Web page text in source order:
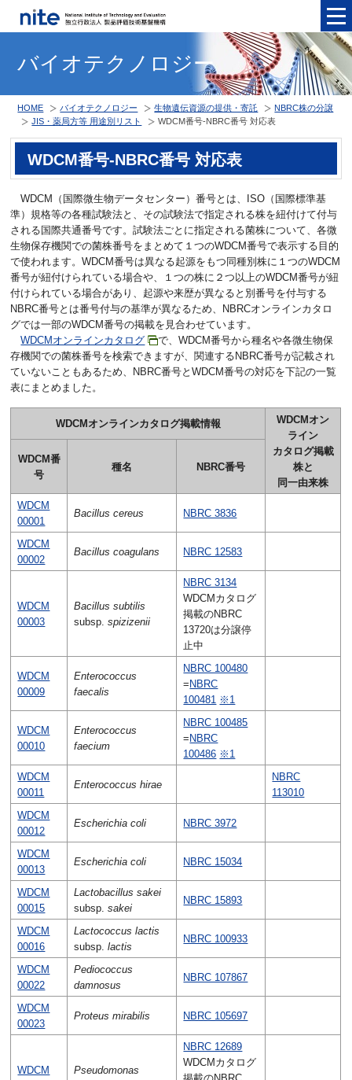
バイオテクノロジー
HOME バイオテクノロジー 生物遺伝資源の提供・寄託
NBRC株の分譲
JIS・薬局方等 用途別リスト
WDCM番号-NBRC番号 対応表
WDCM番号-NBRC番号 対応表
WDCM（国際微生物データセンター）番号とは、ISO（国際標準基
準）規格等の各種試験法と、その試験法で指定される株を紐付けて付与
される国際共通番号です。試験法ごとに指定される菌株について、各微
生物保存機関での菌株番号をまとめて１つのWDCM番号で表示する目的
で使われます。WDCM番号は異なる起源をもつ同種別株に１つのWDCM
番号が紐付けられている場合や、１つの株に２つ以上のWDCM番号が紐
付けられている場合があり、起源や来歴が異なると別番号を付与する
NBRC番号とは番号付与の基準が異なるため、NBRCオンラインカタロ
グでは一部のWDCM番号の掲載を見合わせています。
WDCMオンラインカタログ
で、WDCM番号から種名や各微生物保
存機関での菌株番号を検索できますが、関連するNBRC番号が記載され
ていないこともあるため、NBRC番号とWDCM番号の対応を下記の一覧
表にまとめました。
WDCMオンラインカタログ掲載情報
WDCMオン
ライン
カタログ掲載
株と
同一由来株
WDCM番
号
種名 NBRC番号
WDCM
00001
Bacillus cereus NBRC 3836
WDCM
00002
Bacillus coagulans NBRC 12583
WDCM
00003
Bacillus subtilis
subsp.spizizenii
NBRC 3134
WDCMカタログ
掲載のNBRC
13720は分譲停
止中
WDCM
00009
Enterococcus
faecalis
NBRC 100480
= NBRC
100481 ※1
WDCM
00010
Enterococcus
faecium
NBRC 100485
= NBRC
100486 ※1
WDCM
00011
Enterococcus hirae
NBRC
113010
WDCM
00012
Escherichia coli NBRC 3972
WDCM
00013
Escherichia coli NBRC 15034
WDCM
00015
Lactobacillus sakei
subsp.sakei
NBRC 15893
WDCM
00016
Lactococcus lactis
subsp.lactis
NBRC 100933
WDCM
00022
Pediococcus
damnosus
NBRC 107867
WDCM
00023
Proteus mirabilis NBRC 105697
WDCM
Pseudomonas
NBRC 12689
WDCMカタログ